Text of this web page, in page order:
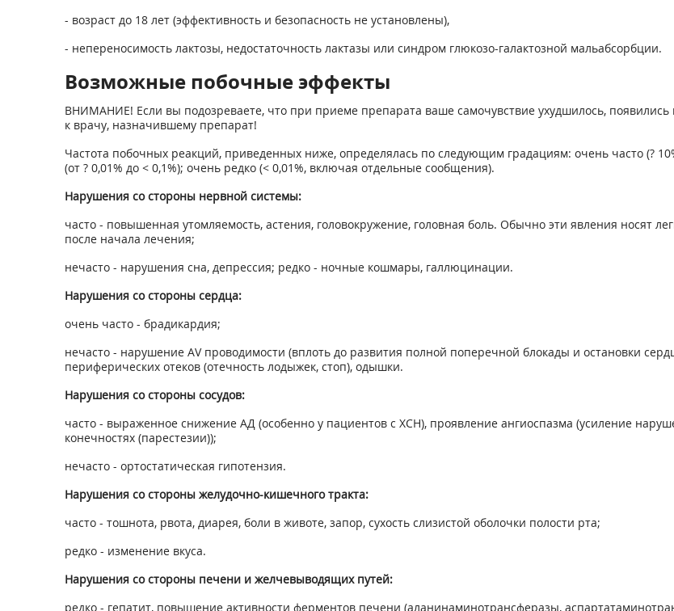
- возраст до 18 лет (эффективность и безопасность не установлены),
- непереносимость лактозы, недостаточность лактазы или синдром глюкозо-галактозной мальабсорбции.
Возможные побочные эффекты
ВНИМАНИЕ! Если вы подозреваете, что при приеме препарата ваше самочувствие ухудшилось,
к врачу, назначившему препарат!
Частота побочных реакций, приведенных ниже, определялась по следующим градациям: очень часто (?
(от ? 0,01% до < 0,1%); очень редко (< 0,01%, включая отдельные сообщения).
Нарушения со стороны нервной системы:
часто - повышенная утомляемость, астения, головокружение, головная боль. Обычно эти явления носят
после начала лечения;
нечасто - нарушения сна, депрессия; редко - ночные кошмары, галлюцинации.
Нарушения со стороны сердца:
очень часто - брадикардия;
нечасто - нарушение AV проводимости (вплоть до развития полной поперечной блокады и остановки
периферических отеков (отечность лодыжек, стоп), одышки.
Нарушения со стороны сосудов:
часто - выраженное снижение АД (особенно у пациентов с ХСН), проявление ангиоспазма (усиление
конечностях (парестезии));
нечасто - ортостатическая гипотензия.
Нарушения со стороны желудочно-кишечного тракта:
часто - тошнота, рвота, диарея, боли в животе, запор, сухость слизистой оболочки полости рта;
редко - изменение вкуса.
Нарушения со стороны печени и желчевыводящих путей:
редко - гепатит, повышение активности ферментов печени (аланинаминотрансферазы,